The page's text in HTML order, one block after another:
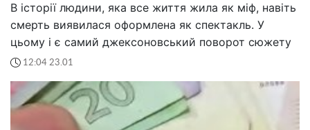
В історії людини, яка все життя жила як міф, навіть
смерть виявилася оформлена як спектакль. У
цьому і є самий джексоновський поворот сюжету
12:04 23.01